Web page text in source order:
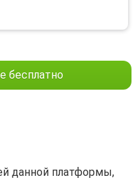
бесплатно
данной платформы,